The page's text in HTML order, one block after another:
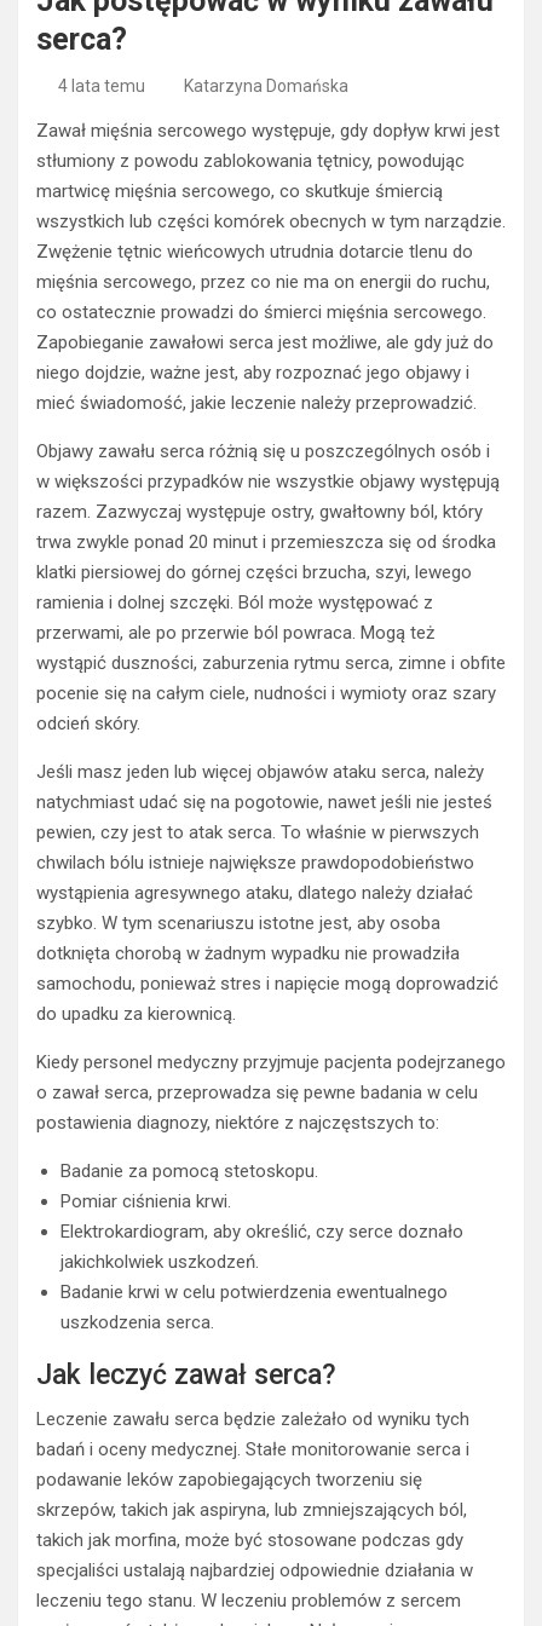
serca?
4 lata temu Katarzyna Domańska
Zawał mięśnia sercowego występuje, gdy dopływ krwi jest
stłumiony z powodu zablokowania tętnicy, powodując
martwicę mięśnia sercowego, co skutkuje śmiercią
wszystkich lub części komórek obecnych w tym narządzie.
Zwężenie tętnic wieńcowych utrudnia dotarcie tlenu do
mięśnia sercowego, przez co nie ma on energii do ruchu,
co ostatecznie prowadzi do śmierci mięśnia sercowego.
Zapobieganie zawałowi serca jest możliwe, ale gdy już do
niego dojdzie, ważne jest, aby rozpoznać jego objawy i
mieć świadomość, jakie leczenie należy przeprowadzić.
Objawy zawału serca różnią się u poszczególnych osób i
w większości przypadków nie wszystkie objawy występują
razem. Zazwyczaj występuje ostry, gwałtowny ból, który
trwa zwykle ponad 20 minut i przemieszcza się od środka
klatki piersiowej do górnej części brzucha, szyi, lewego
ramienia i dolnej szczęki. Ból może występować z
przerwami, ale po przerwie ból powraca. Mogą też
wystąpić duszności, zaburzenia rytmu serca, zimne i obfite
pocenie się na całym ciele, nudności i wymioty oraz szary
odcień skóry.
Jeśli masz jeden lub więcej objawów ataku serca, należy
natychmiast udać się na pogotowie, nawet jeśli nie jesteś
pewien, czy jest to atak serca. To właśnie w pierwszych
chwilach bólu istnieje największe prawdopodobieństwo
wystąpienia agresywnego ataku, dlatego należy działać
szybko. W tym scenariuszu istotne jest, aby osoba
dotknięta chorobą w żadnym wypadku nie prowadziła
samochodu, ponieważ stres i napięcie mogą doprowadzić
do upadku za kierownicą.
Kiedy personel medyczny przyjmuje pacjenta podejrzanego
o zawał serca, przeprowadza się pewne badania w celu
postawienia diagnozy, niektóre z najczęstszych to:
Badanie za pomocą stetoskopu.
Pomiar ciśnienia krwi.
Elektrokardiogram, aby określić, czy serce doznało
jakichkolwiek uszkodzeń.
Badanie krwi w celu potwierdzenia ewentualnego
uszkodzenia serca.
Jak leczyć zawał serca?
Leczenie zawału serca będzie zależało od wyniku tych
badań i oceny medycznej. Stałe monitorowanie serca i
podawanie leków zapobiegających tworzeniu się
skrzepów, takich jak aspiryna, lub zmniejszających ból,
takich jak morfina, może być stosowane podczas gdy
specjaliści ustalają najbardziej odpowiednie działania w
leczeniu tego stanu. W leczeniu problemów z sercem